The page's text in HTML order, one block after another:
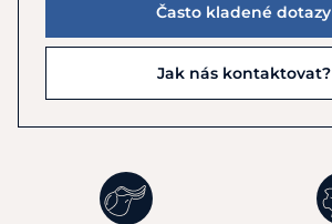
Často kladené dotazy
Jak nás kontaktovat?